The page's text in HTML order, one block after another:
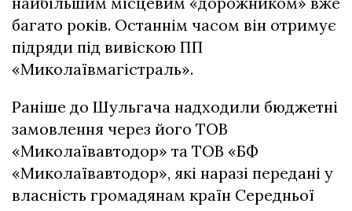
багато років. Останнім часом він отримує
підряди під вивіскою ПП
«Миколаївмагістраль».
Раніше до Шульгача надходили бюджетні
замовлення через його ТОВ
«Миколаївавтодор» та ТОВ «БФ
«Миколаївавтодор», які наразі передані у
власність громадянам країн Середньої